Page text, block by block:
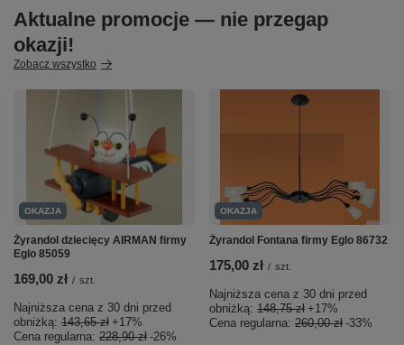
Aktualne promocje — nie przegap
okazji!
Zobacz wszystko
OKAZJA
Żyrandol dziecięcy AIRMAN firmy
Eglo 85059
169,00 zł / szt.
Najniższa cena z 30 dni przed
obniżką: 143,65 zł +17%
Cena regularna: 228,90 zł -26%
OKAZJA
Żyrandol Fontana firmy Eglo 86732
175,00 zł / szt.
Najniższa cena z 30 dni przed
obniżką: 148,75 zł +17%
Cena regularna: 260,00 zł -33%